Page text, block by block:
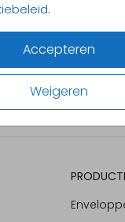
.
Accepteren
Weigeren